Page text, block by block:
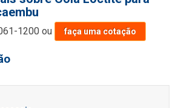
1200 ou faça uma cotação